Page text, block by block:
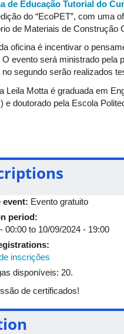
de Educação Tutorial do
do “EcoPET”, com uma
de Materiais de
oficina é incentivar o
O evento será ministrado pela
segundo serão realizados
Leila Motta é graduada em
e doutorado pela Escola
cimentícios e poliméricos e
event: Evento gratuito
period:
00:00 to 10/09/2024 - 19:00
inscrições
disponíveis: 20.
de certificados!